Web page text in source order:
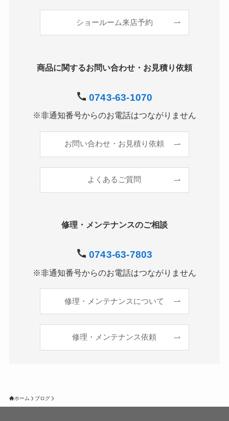
ショールーム来店予約
商品に関するお問い合わせ・お見積り依頼
0743-63-1070
※非通知番号からのお電話はつながりません
お問い合わせ・お見積り依頼
よくあるご質問
修理・メンテナンスのご相談
0743-63-7803
※非通知番号からのお電話はつながりません
修理・メンテナンスについて
修理・メンテナンス依頼
ホーム ブログ